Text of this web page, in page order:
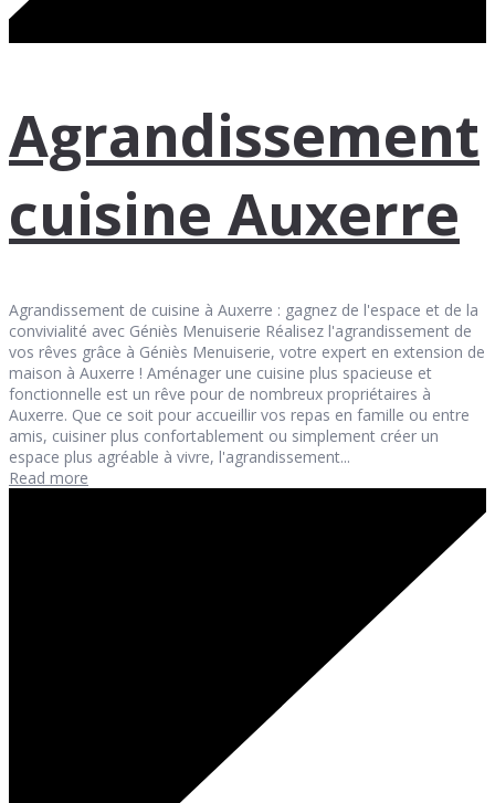
Agrandissement
cuisine Auxerre
Agrandissement de cuisine à Auxerre : gagnez de l'espace et de la
convivialité avec Géniès Menuiserie Réalisez l'agrandissement de
vos rêves grâce à Géniès Menuiserie, votre expert en extension de
maison à Auxerre ! Aménager une cuisine plus spacieuse et
fonctionnelle est un rêve pour de nombreux propriétaires à
Auxerre. Que ce soit pour accueillir vos repas en famille ou entre
amis, cuisiner plus confortablement ou simplement créer un
espace plus agréable à vivre, l'agrandissement...
Read more